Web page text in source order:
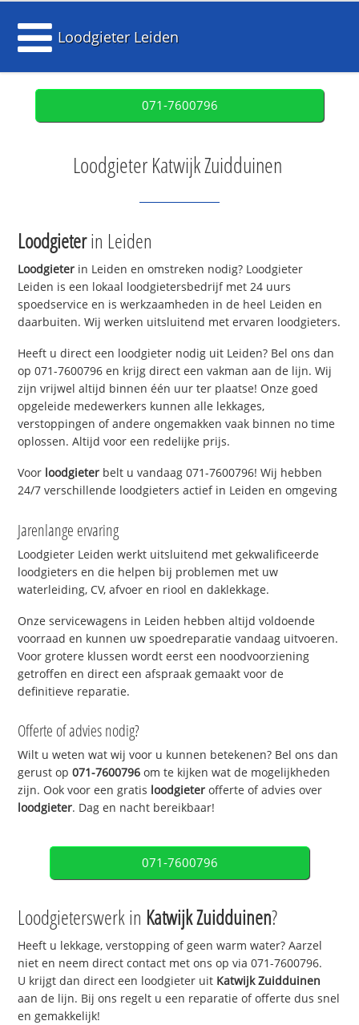
Loodgieter Leiden
071-7600796
Loodgieter Katwijk Zuidduinen
Loodgieterin Leiden
Loodgieter in Leiden en omstreken nodig? Loodgieter
Leiden is een lokaal loodgietersbedrijf met 24 uurs
spoedservice en is werkzaamheden in de heel Leiden en
daarbuiten. Wij werken uitsluitend met ervaren loodgieters.
Heeft u direct een loodgieter nodig uit Leiden? Bel ons dan
op 071-7600796 en krijg direct een vakman aan de lijn. Wij
zijn vrijwel altijd binnen één uur ter plaatse! Onze goed
opgeleide medewerkers kunnen alle lekkages,
verstoppingen of andere ongemakken vaak binnen no time
oplossen. Altijd voor een redelijke prijs.
Voor loodgieter belt u vandaag 071-7600796! Wij hebben
24/7 verschillende loodgieters actief in Leiden en omgeving
Jarenlange ervaring
Loodgieter Leiden werkt uitsluitend met gekwalificeerde
loodgieters en die helpen bij problemen met uw
waterleiding, CV, afvoer en riool en daklekkage.
Onze servicewagens in Leiden hebben altijd voldoende
voorraad en kunnen uw spoedreparatie vandaag uitvoeren.
Voor grotere klussen wordt eerst een noodvoorziening
getroffen en direct een afspraak gemaakt voor de
definitieve reparatie.
Offerte of advies nodig?
Wilt u weten wat wij voor u kunnen betekenen? Bel ons dan
gerust op071-7600796 om te kijken wat de mogelijkheden
zijn. Ook voor een gratis loodgieter offerte of advies over
loodgieter. Dag en nacht bereikbaar!
071-7600796
Loodgieterswerk in Katwijk Zuidduinen?
Heeft u lekkage, verstopping of geen warm water? Aarzel
niet en neem direct contact met ons op via 071-7600796.
U krijgt dan direct een loodgieter uit Katwijk Zuidduinen
aan de lijn. Bij ons regelt u een reparatie of offerte dus snel
en gemakkelijk!